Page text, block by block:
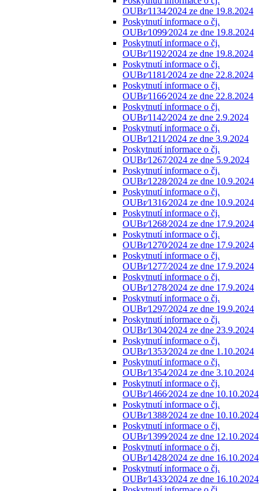
OUBr⁄1134⁄2024 ze dne 19.8.2024
Poskytnutí informace o čj.
OUBr⁄1099⁄2024 ze dne 19.8.2024
Poskytnutí informace o čj.
OUBr⁄1192⁄2024 ze dne 19.8.2024
Poskytnutí informace o čj.
OUBr⁄1181⁄2024 ze dne 22.8.2024
Poskytnutí informace o čj.
OUBr⁄1166⁄2024 ze dne 22.8.2024
Poskytnutí informace o čj.
OUBr⁄1142⁄2024 ze dne 2.9.2024
Poskytnutí informace o čj.
OUBr⁄1211⁄2024 ze dne 3.9.2024
Poskytnutí informace o čj.
OUBr⁄1267⁄2024 ze dne 5.9.2024
Poskytnutí informace o čj.
OUBr⁄1228⁄2024 ze dne 10.9.2024
Poskytnutí informace o čj.
OUBr⁄1316⁄2024 ze dne 10.9.2024
Poskytnutí informace o čj.
OUBr⁄1268⁄2024 ze dne 17.9.2024
Poskytnutí informace o čj.
OUBr⁄1270⁄2024 ze dne 17.9.2024
Poskytnutí informace o čj.
OUBr⁄1277⁄2024 ze dne 17.9.2024
Poskytnutí informace o čj.
OUBr⁄1278⁄2024 ze dne 17.9.2024
Poskytnutí informace o čj.
OUBr⁄1297⁄2024 ze dne 19.9.2024
Poskytnutí informace o čj.
OUBr⁄1304⁄2024 ze dne 23.9.2024
Poskytnutí informace o čj.
OUBr⁄1353⁄2024 ze dne 1.10.2024
Poskytnutí informace o čj.
OUBr⁄1354⁄2024 ze dne 3.10.2024
Poskytnutí informace o čj.
OUBr⁄1466⁄2024 ze dne 10.10.2024
Poskytnutí informace o čj.
OUBr⁄1388⁄2024 ze dne 10.10.2024
Poskytnutí informace o čj.
OUBr⁄1399⁄2024 ze dne 12.10.2024
Poskytnutí informace o čj.
OUBr⁄1428⁄2024 ze dne 16.10.2024
Poskytnutí informace o čj.
OUBr⁄1433⁄2024 ze dne 16.10.2024